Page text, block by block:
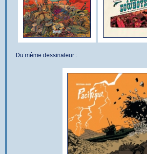
Du même dessinateur :